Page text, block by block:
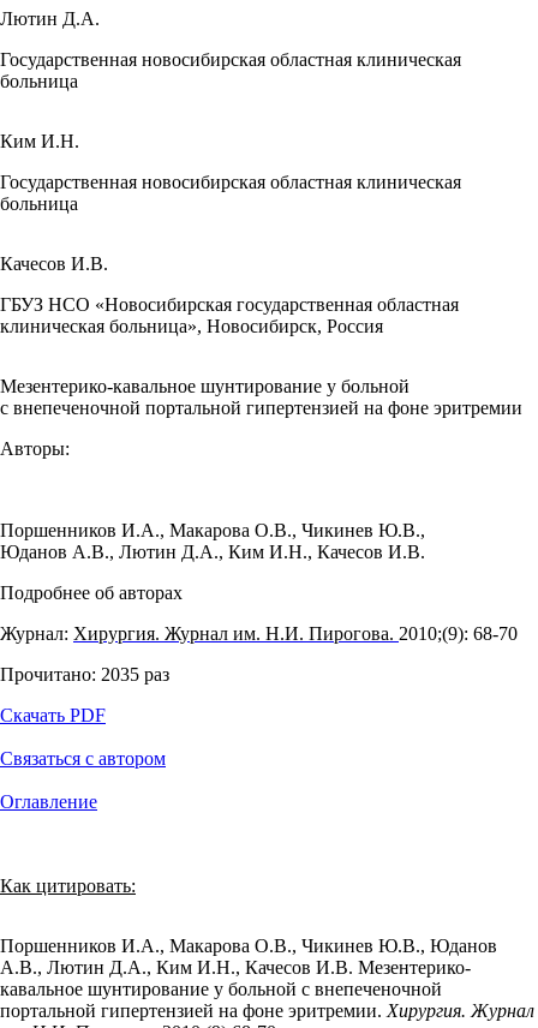
Лютин Д.А.
Государственная новосибирская областная клиническая
больница
Ким И.Н.
Государственная новосибирская областная клиническая
больница
Качесов И.В.
ГБУЗ НСО «Новосибирская государственная областная
клиническая больница», Новосибирск, Россия
Мезентерико-кавальное шунтирование у больной
с внепеченочной портальной гипертензией на фоне эритремии
Авторы:
Поршенников И.А., Макарова О.В., Чикинев Ю.В.,
Юданов А.В., Лютин Д.А., Ким И.Н., Качесов И.В.
Подробнее об авторах
Журнал: Хирургия. Журнал им. Н.И. Пирогова. 2010;(9): 68‑70
Прочитано: 2035 раз
Скачать PDF
Связаться с автором
Оглавление
Как цитировать:
Поршенников И.А., Макарова О.В., Чикинев Ю.В., Юданов
А.В., Лютин Д.А., Ким И.Н., Качесов И.В. Мезентерико-
кавальное шунтирование у больной с внепеченочной
портальной гипертензией на фоне эритремии. Хирургия. Журнал